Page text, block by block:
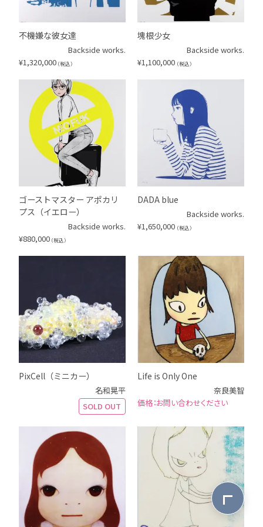
不機嫌な彼女達
Backside works.
¥1,320,000 （税込）
塊根少女
Backside works.
¥1,100,000 （税込）
ゴーストマスター アポカリ
プス（イエロー）
Backside works.
¥880,000 （税込）
DADA blue
Backside works.
¥1,650,000 （税込）
PixCell（ミニカー）
名和晃平
SOLD OUT
Life is Only One
奈良美智
お問い合わせください
ページ最上